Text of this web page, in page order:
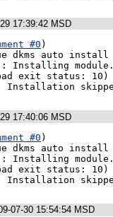
17:39:42 MSD
#0)
dkms auto install
Installing module.
exit status: 10)
17:40:06 MSD
#0)
dkms auto install
Installing module.
exit status: 10)
07-30 15:54:54 MSD